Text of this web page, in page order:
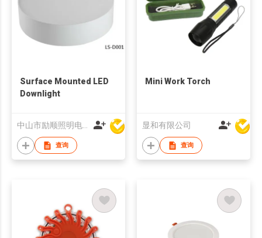
Surface Mounted LED
Downlight
中山市励顺照明电器有限公司
查询
Mini Work Torch
显和有限公司
查询